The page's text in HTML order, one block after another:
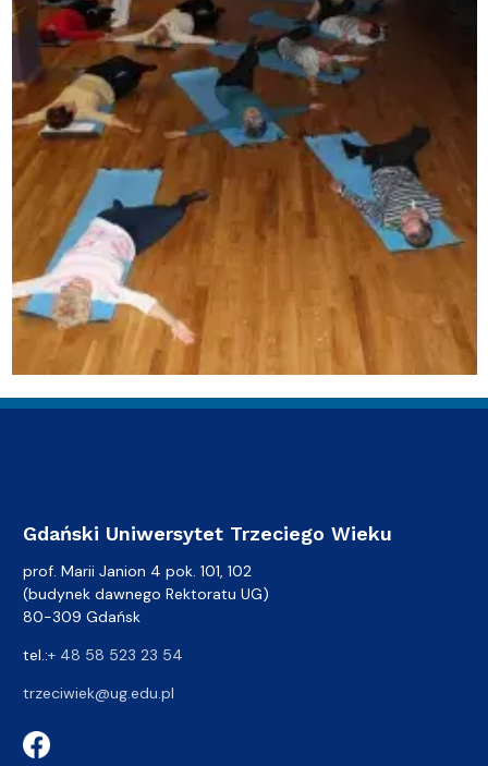
Gdański Uniwersytet Trzeciego Wieku
prof. Marii Janion 4 pok. 101, 102
(budynek dawnego Rektoratu UG)
80-309 Gdańsk
tel.:+ 48 58 523 23 54
trzeciwiek@ug.edu.pl